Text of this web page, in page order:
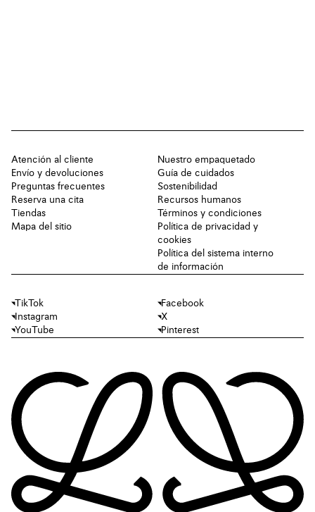
Atención al cliente
Envío y devoluciones
Preguntas frecuentes
Reserva una cita
Tiendas
Mapa del sitio
Nuestro empaquetado
Guía de cuidados
Sostenibilidad
Recursos humanos
Términos y condiciones
Política de privacidad y
cookies
Política del sistema interno
de información
TikTok
Facebook
Instagram
X
YouTube
Pinterest